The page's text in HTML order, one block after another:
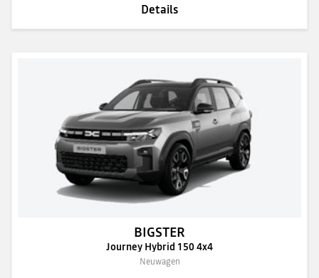
Details
BIGSTER
Journey Hybrid 150 4x4
Neuwagen